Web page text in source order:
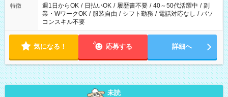
特徴 週1日からOK / 日払いOK / 履歴書不要 / 40～50代活躍中 / 副
業・WワークOK / 服装自由 / シフト勤務 / 電話対応なし / パソ
コンスキル不要
気になる！ 応募する 詳細へ
未読